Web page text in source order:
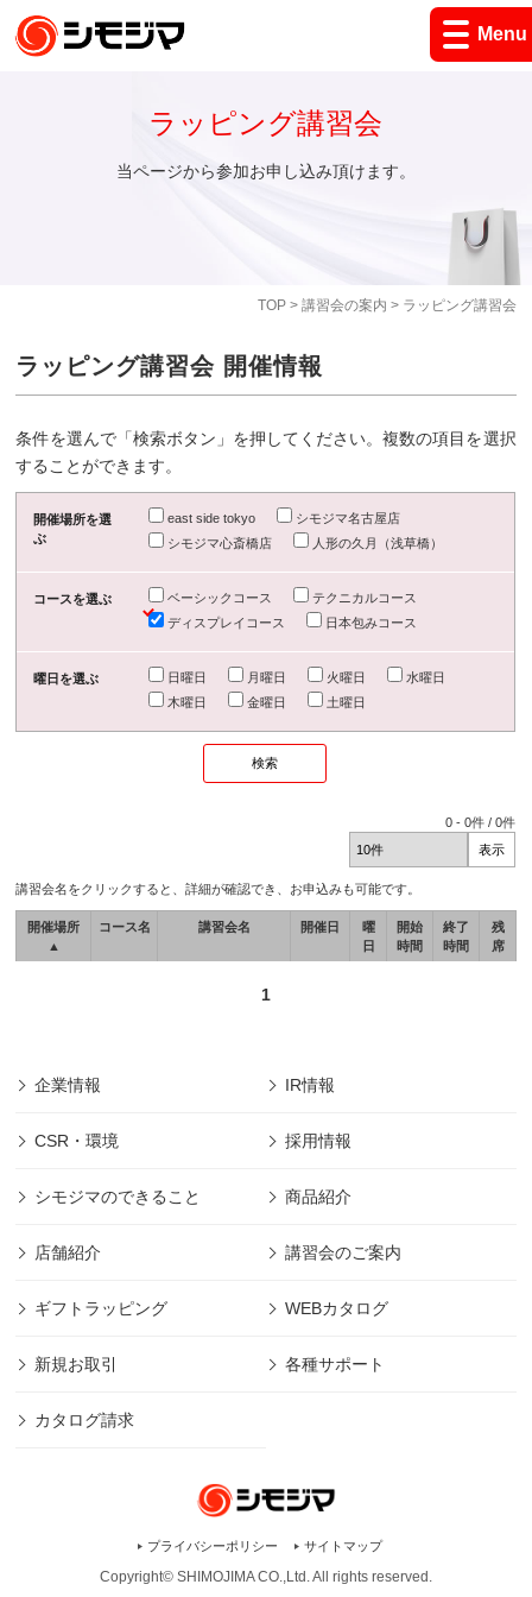
Menu
TOP> 講習会の案内 > ラッピング講習会
ラッピング講習会
当ページから参加お申し込み頂けます。
ラッピング講習会 開催情報
条件を選んで「検索ボタン」を押してください。複数の項目を選択
することができます。
開催場所を選
ぶ
east side tokyo
シモジマ名古屋店
シモジマ心斎橋店
人形の久月（浅草橋）
コースを選ぶ ベーシックコース
テクニカルコース
ディスプレイコース
日本包みコース
曜日を選ぶ 日曜日 月曜日 火曜日
水曜日
木曜日
金曜日 土曜日
0 -0件 /0件
講習会名をクリックすると、詳細が確認でき、お申込みも可能です。
開催場所
▲
コース名 講習会名 開催日
曜
日
開始
時間
終了
時間
残
席
1
企業情報 IR情報
CSR・環境 採用情報
シモジマのできること 商品紹介
店舗紹介 講習会のご案内
ギフトラッピング WEBカタログ
新規お取引 各種サポート
カタログ請求
プライバシーポリシー サイトマップ
Copyright© SHIMOJIMA CO.,Ltd. All rights reserved.